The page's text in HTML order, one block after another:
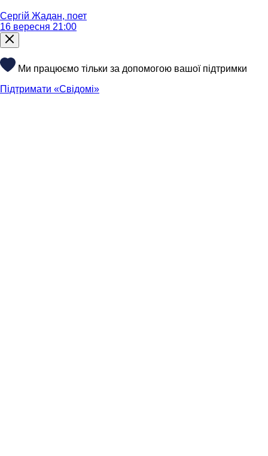
Сергій Жадан, поет
16 вересня 21:00
Ми працюємо тільки за допомогою вашої підтримки
Підтримати «Свідомі»